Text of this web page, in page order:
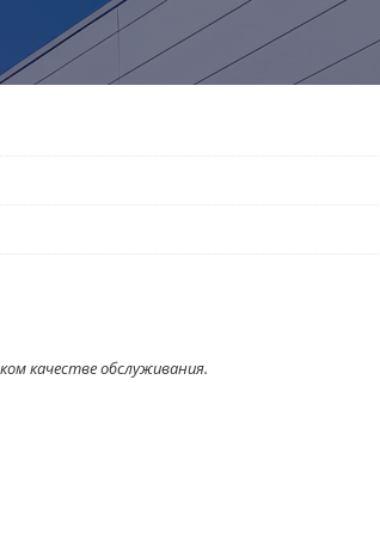
качестве обслуживания.